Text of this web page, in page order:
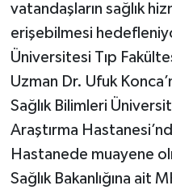
vatandaşların sağlık
erişebilmesi
Üniversitesi Tıp
Uzman Dr. Ufuk
Sağlık Bilimleri
Araştırma
Hastanede muayene
Sağlık Bakanlığına ait